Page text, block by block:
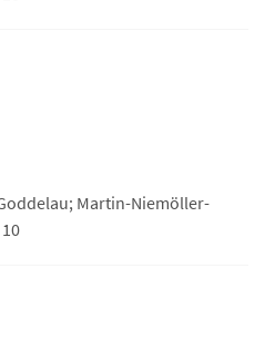
Martin-Niemöller-